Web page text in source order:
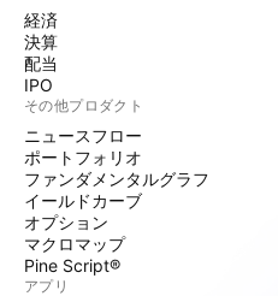
経済
決算
配当
IPO
その他プロダクト
ニュースフロー
ポートフォリオ
ファンダメンタルグラフ
イールドカーブ
オプション
マクロマップ
Pine Script®
アプリ